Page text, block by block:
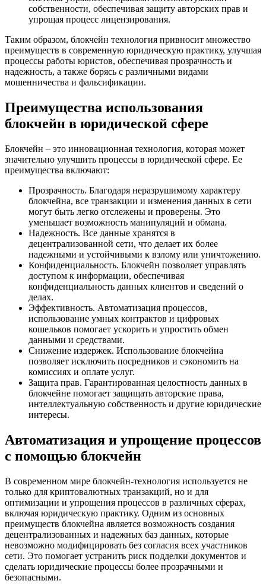
собственности, обеспечивая защиту авторских прав и
упрощая процесс лицензирования.
Таким образом, блокчейн технология привносит множество
преимуществ в современную юридическую практику, улучшая
процессы работы юристов, обеспечивая прозрачность и
надежность, а также борясь с различными видами
мошенничества и фальсификации.
Преимущества использования
блокчейн в юридической сфере
Блокчейн – это инновационная технология, которая может
значительно улучшить процессы в юридической сфере. Ее
преимущества включают:
Прозрачность. Благодаря неразрушимому характеру
блокчейна, все транзакции и изменения данных в сети
могут быть легко отслежены и проверены. Это
уменьшает возможность манипуляций и обмана.
Надежность. Все данные хранятся в
децентрализованной сети, что делает их более
надежными и устойчивыми к взлому или уничтожению.
Конфиденциальность. Блокчейн позволяет управлять
доступом к информации, обеспечивая
конфиденциальность данных клиентов и сведений о
делах.
Эффективность. Автоматизация процессов,
использование умных контрактов и цифровых
кошельков помогает ускорить и упростить обмен
данными и средствами.
Снижение издержек. Использование блокчейна
позволяет исключить посредников и сэкономить на
комиссиях и оплате услуг.
Защита прав. Гарантированная целостность данных в
блокчейне помогает защищать авторские права,
интеллектуальную собственность и другие юридические
интересы.
Автоматизация и упрощение процессов
с помощью блокчейн
В современном мире блокчейн-технология используется не
только для криптовалютных транзакций, но и для
оптимизации и упрощения процессов в различных сферах,
включая юридическую практику. Одним из основных
преимуществ блокчейна является возможность создания
децентрализованных и надежных баз данных, которые
невозможно модифицировать без согласия всех участников
сети. Это помогает устранить риск подделки документов и
сделать юридические процессы более прозрачными и
безопасными.